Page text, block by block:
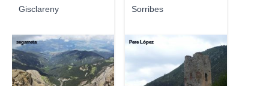
Gisclareny Sorribes
segarreta Pere López